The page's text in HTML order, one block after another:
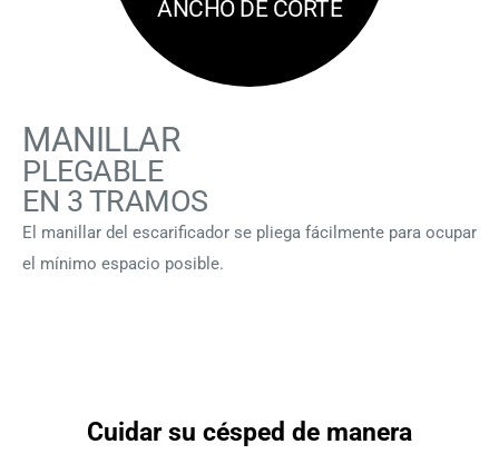
ANCHO DE CORTE
MANILLAR
PLEGABLE
EN 3 TRAMOS
El manillar del escarificador se pliega fácilmente para ocupar
el mínimo espacio posible.
Cuidar su césped de manera